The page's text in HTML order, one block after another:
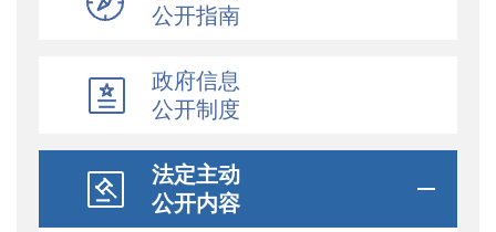
公开指南
政府信息
公开制度
法定主动
公开内容